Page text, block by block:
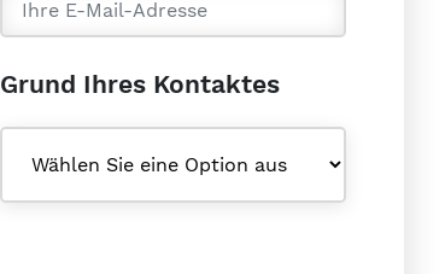
Grund Ihres Kontaktes